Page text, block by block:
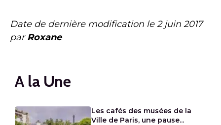
Date de dernière modification le2 juin 2017
parRoxane
A la Une
Les cafés des musées de la
Ville de Paris, une pause...